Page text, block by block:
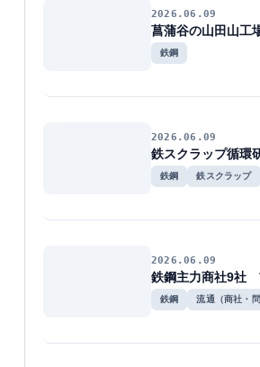
2026.06.09
菖蒲谷の山田山
鉄鋼
2026.06.09
鉄スクラップ循
鉄鋼 鉄スクラップ
2026.06.09
鉄鋼主力商社9社
鉄鋼 流通（商社・問